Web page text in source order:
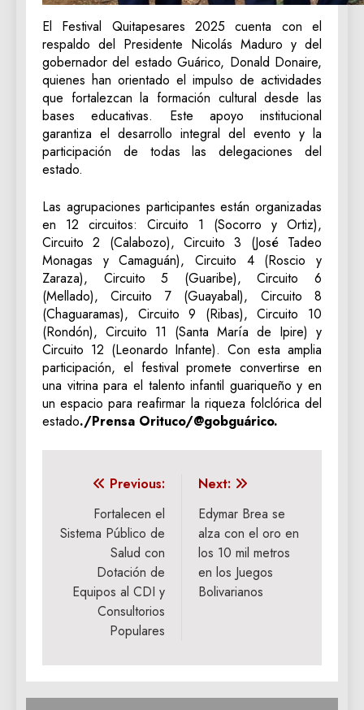
El Festival Quitapesares 2025 cuenta con el
respaldo del Presidente Nicolás Maduro y del
gobernador del estado Guárico, Donald Donaire,
quienes han orientado el impulso de actividades
que fortalezcan la formación cultural desde las
bases educativas. Este apoyo institucional
garantiza el desarrollo integral del evento y la
participación de todas las delegaciones del
estado.
Las agrupaciones participantes están organizadas
en 12 circuitos: Circuito 1 (Socorro y Ortiz),
Circuito 2 (Calabozo), Circuito 3 (José Tadeo
Monagas y Camaguán), Circuito 4 (Roscio y
Zaraza), Circuito 5 (Guaribe), Circuito 6
(Mellado), Circuito 7 (Guayabal), Circuito 8
(Chaguaramas), Circuito 9 (Ribas), Circuito 10
(Rondón), Circuito 11 (Santa María de Ipire) y
Circuito 12 (Leonardo Infante). Con esta amplia
participación, el festival promete convertirse en
una vitrina para el talento infantil guariqueño y en
un espacio para reafirmar la riqueza folclórica del
estado./Prensa Orituco/@gobguárico.
Navegación
entradas
Previous:
Fortalecen el
Sistema Público de
Salud con
Dotación de
Equipos al CDI y
Consultorios
Populares
Next:
Edymar Brea se
alza con el oro en
los 10 mil metros
en los Juegos
Bolivarianos